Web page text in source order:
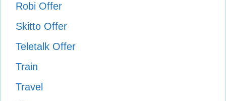
Robi Offer
Skitto Offer
Teletalk Offer
Train
Travel